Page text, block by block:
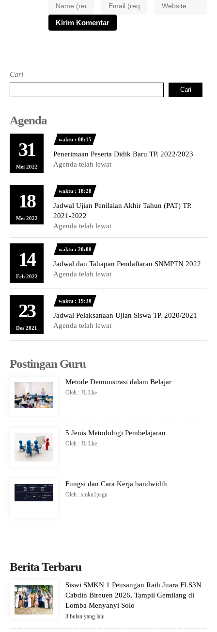
Cari
Cari
Agenda
31
Mei 2022
waktu : 08:15
Penerimaan Peserta Didik Baru TP. 2022/2023
Agenda telah lewat
18
Mei 2022
waktu : 18:28
Jadwal Ujian Penilaian Akhir Tahun (PAT) TP.
2021-2022
Agenda telah lewat
14
Feb 2022
waktu : 20:00
Jadwal dan Tahapan Pendaftaran SNMPTN 2022
Agenda telah lewat
23
Des 2021
waktu : 19:30
Jadwal Pelaksanaan Ujian Siswa TP. 2020/2021
Agenda telah lewat
Postingan Guru
Metode Demonstrasi dalam Belajar
Oleh : JL Lke
5 Jenis Metodologi Pembelajaran
Oleh : JL Lke
Fungsi dan Cara Kerja bandwidth
Oleh : smkn1psgn
Berita Terbaru
Siswi SMKN 1 Peusangan Raih Juara FLS3N
Cabdin Bireuen 2026, Tampil Gemilang di
Lomba Menyanyi Solo
3 bulan yang lalu